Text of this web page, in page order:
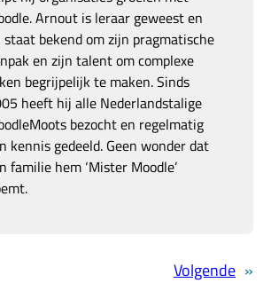
Arnout is leraar geweest en
staat bekend om zijn pragmatische
en zijn talent om complexe
begrijpelijk te maken. Sinds
heeft hij alle Nederlandstalige
bezocht en regelmatig
kennis gedeeld. Geen wonder dat
familie hem ‘Mister Moodle’
Volgende »